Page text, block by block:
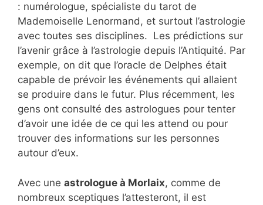
: numérologue, spécialiste du tarot de
Mademoiselle Lenormand, et surtout l’astrologie
avec toutes ses disciplines. Les prédictions sur
l’avenir grâce à l’astrologie depuis l’Antiquité. Par
exemple, on dit que l’oracle de Delphes était
capable de prévoir les événements qui allaient
se produire dans le futur. Plus récemment, les
gens ont consulté des astrologues pour tenter
d’avoir une idée de ce qui les attend ou pour
trouver des informations sur les personnes
autour d’eux.
Avec une astrologue à Morlaix, comme de
nombreux sceptiques l’attesteront, il est